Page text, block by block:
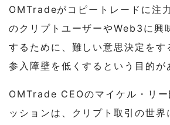
OMTradeがコピートレードに注
のクリプトユーザーやWeb3に興
するために、難しい意思決定をす
参入障壁を低くするという目的が
OMTrade CEOのマイケル・リー
ッションは、クリプト取引の世界